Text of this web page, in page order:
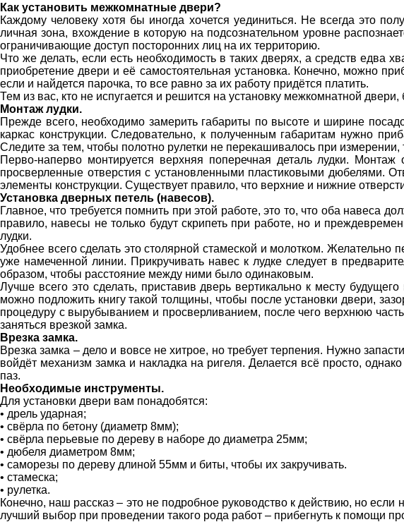
Как установить межкомнатные двери?
Каждому человеку хотя бы иногда хочется уединиться. Не всегда это
личная зона, вхождение в которую на подсознательном уровне
ограничивающие доступ посторонних лиц на их территорию.
Что же делать, если есть необходимость в таких дверях, а средств едва
приобретение двери и её самостоятельная установка. Конечно, можно
если и найдется парочка, то все равно за их работу придётся платить.
Тем из вас, кто не испугается и решится на установку межкомнатной
Монтаж лудки.
Прежде всего, необходимо замерить габариты по высоте и ширине
каркас конструкции. Следовательно, к полученным габаритам нужно
Следите за тем, чтобы полотно рулетки не перекашивалось при
Перво-наперво монтируется верхняя поперечная деталь лудки.
просверленные отверстия с установленными пластиковыми дюбелями.
элементы конструкции. Существует правило, что верхние и нижние
Установка дверных петель (навесов).
Главное, что требуется помнить при этой работе, это то, что оба навеса
правило, навесы не только будут скрипеть при работе, но и
лудки.
Удобнее всего сделать это столярной стамеской и молотком.
уже намеченной линии. Прикручивать навес к лудке следует в
образом, чтобы расстояние между ними было одинаковым.
Лучше всего это сделать, приставив дверь вертикально к месту
можно подложить книгу такой толщины, чтобы после установки двери,
процедуру с вырубыванием и просверливанием, после чего верхнюю
заняться врезкой замка.
Врезка замка.
Врезка замка – дело и вовсе не хитрое, но требует терпения. Нужно
войдёт механизм замка и накладка на ригеля. Делается всё просто,
паз.
Необходимые инструменты.
Для установки двери вам понадобятся:
• дрель ударная;
• свёрла по бетону (диаметр 8мм);
• свёрла перьевые по дереву в наборе до диаметра 25мм;
• дюбеля диаметром 8мм;
• саморезы по дереву длиной 55мм и биты, чтобы их закручивать.
• стамеска;
• рулетка.
Конечно, наш рассказ – это не подробное руководство к действию, но
лучший выбор при проведении такого рода работ – прибегнуть к помощи